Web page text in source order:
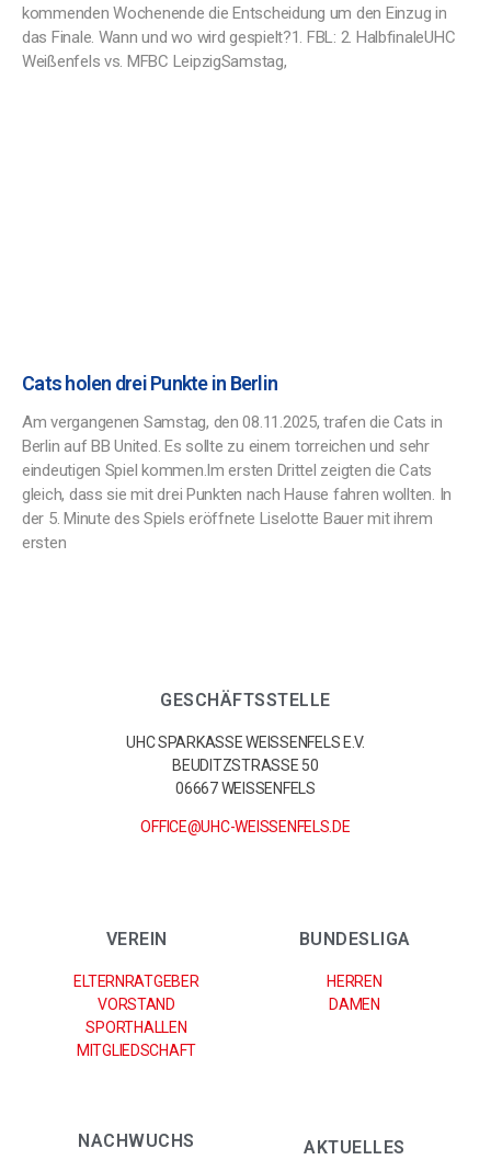
kommenden Wochenende die Entscheidung um den Einzug in
das Finale. Wann und wo wird gespielt?1. FBL: 2. HalbfinaleUHC
Weißenfels vs. MFBC LeipzigSamstag,
Cats holen drei Punkte in Berlin
Am vergangenen Samstag, den 08.11.2025, trafen die Cats in
Berlin auf BB United. Es sollte zu einem torreichen und sehr
eindeutigen Spiel kommen.Im ersten Drittel zeigten die Cats
gleich, dass sie mit drei Punkten nach Hause fahren wollten. In
der 5. Minute des Spiels eröffnete Liselotte Bauer mit ihrem
ersten
GESCHÄFTSSTELLE
UHC SPARKASSE WEISSENFELS E.V.
BEUDITZSTRASSE 50
06667 WEISSENFELS
OFFICE@UHC-WEISSENFELS.DE
VEREIN
ELTERNRATGEBER
VORSTAND
SPORTHALLEN
MITGLIEDSCHAFT
BUNDESLIGA
HERREN
DAMEN
NACHWUCHS AKTUELLES